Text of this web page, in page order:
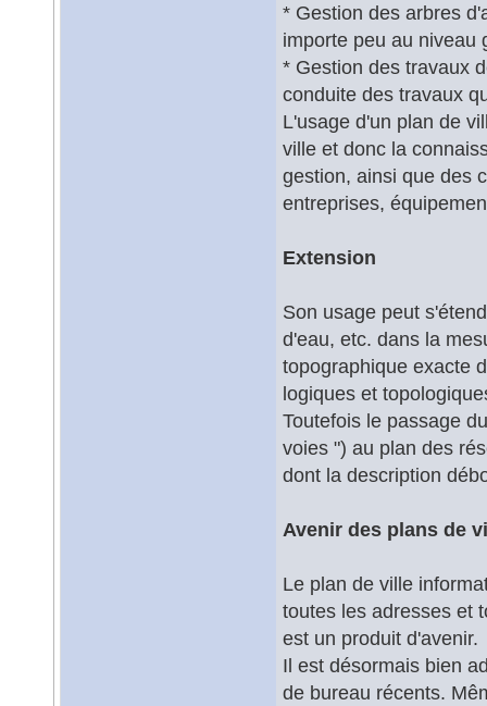
* Gestion des arbres
importe peu au niveau
* Gestion des travaux
conduite des travaux
L'usage d'un plan de
ville et donc la
gestion, ainsi que des
entreprises,
Extension
Son usage peut
d'eau, etc. dans la
topographique exacte
logiques et
Toutefois le passage
voies ") au plan des
dont la description
Avenir des plans de
Le plan de ville
toutes les adresses et
est un produit d'avenir.
Il est désormais bien
de bureau récents.